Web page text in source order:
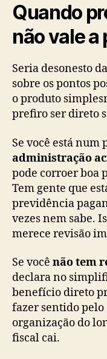
Quando
não vale a
Seria desonesto
sobre os pontos
o produto
prefiro ser direto
Se você está num
administração
pode corroer boa
Tem gente que
previdência
vezes nem sabe.
merece revisão
Se você não tem
declara no
benefício direto
fazer sentido pelo
organização do
fiscal cai.